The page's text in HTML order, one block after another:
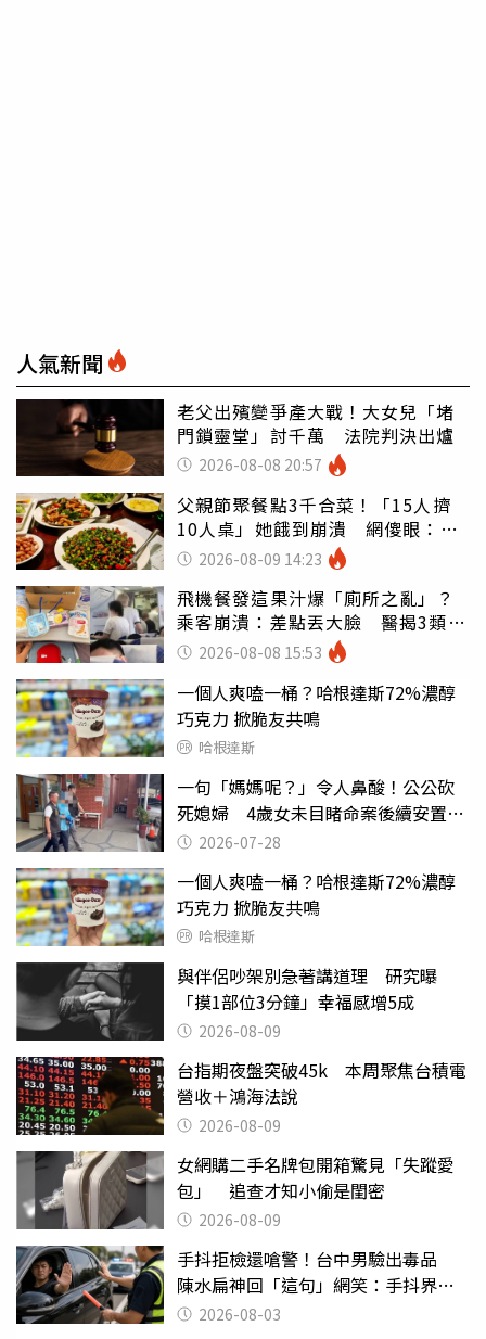
人氣新聞
老父出殯變爭產大戰！大女兒「堵
門鎖靈堂」討千萬 法院判決出爐
2026-08-08 20:57
父親節聚餐點3千合菜！「15人擠
10人桌」她餓到崩潰 網傻眼：讓
店家看笑話
2026-08-09 14:23
飛機餐發這果汁爆「廁所之亂」？
乘客崩潰：差點丟大臉 醫揭3類人
別亂喝
2026-08-08 15:53
一個人爽嗑一桶？哈根達斯72%濃醇
巧克力 掀脆友共鳴
哈根達斯
一句「媽媽呢？」令人鼻酸！公公砍
死媳婦 4歲女未目睹命案後續安置出
爐 2026-07-28
一個人爽嗑一桶？哈根達斯72%濃醇
巧克力 掀脆友共鳴
哈根達斯
與伴侶吵架別急著講道理 研究曝
「摸1部位3分鐘」幸福感增5成
2026-08-09
台指期夜盤突破45k 本周聚焦台積電
營收＋鴻海法說
2026-08-09
女網購二手名牌包開箱驚見「失蹤愛
包」 追查才知小偷是閨密
2026-08-09
手抖拒檢還嗆警！台中男驗出毒品
陳水扁神回「這句」網笑：手抖界權
威 2026-08-03